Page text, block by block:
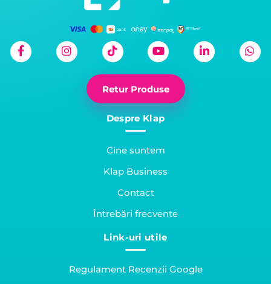
Retur Produse
Despre Klap
Cine suntem
Klap Business
Contact
Întrebări frecvente
Link-uri utile
Regulament Recenzii Google